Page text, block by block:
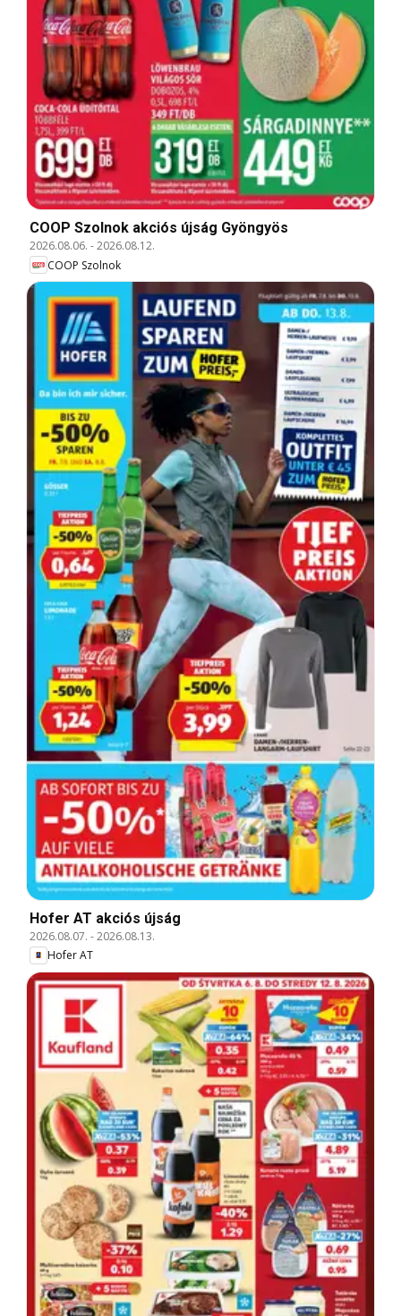
COOP Szolnok akciós újság Gyöngyös
2026.08.06. -2026.08.12.
COOP Szolnok
Hofer AT akciós újság
2026.08.07. -2026.08.13.
Hofer AT